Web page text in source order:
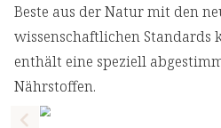
Beste aus der Natur mit den
wissenschaftlichen Standards
enthält eine speziell
Nährstoffen.